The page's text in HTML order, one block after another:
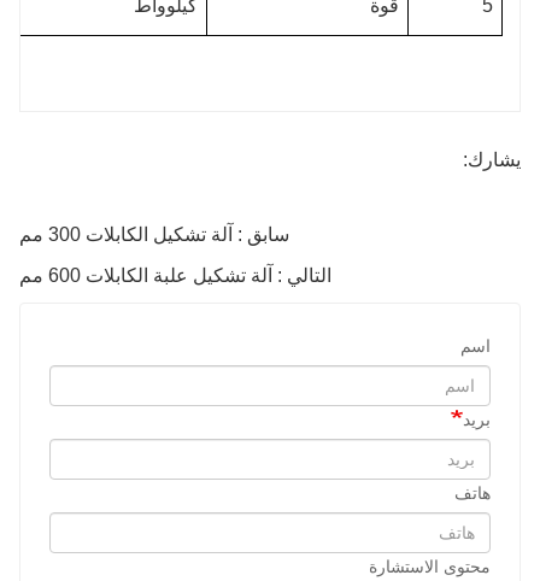
5 قوة كيلوواط
يشارك:
سابق : آلة تشكيل الكابلات 300 مم
التالي : آلة تشكيل علبة الكابلات 600 مم
اسم
بريد
هاتف
محتوى الاستشارة